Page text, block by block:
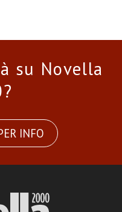
su Novella
INFO